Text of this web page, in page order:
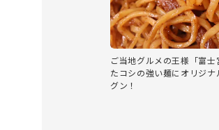
ご当地グルメの王様「富
たコシの強い麺にオリジ
グン！